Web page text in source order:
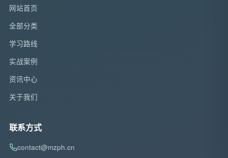
网站首页
全部分类
学习路线
实战案例
资讯中心
关于我们
联系方式
contact@mzph.cn